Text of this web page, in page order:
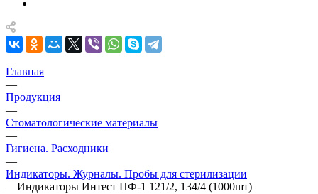
Главная
—
Продукция
—
Стоматологические материалы
—
Гигиена. Расходники
—
Индикаторы. Журналы. Пробы для стерилизации
—Индикаторы Интест ПФ-1 121/2, 134/4 (1000шт)